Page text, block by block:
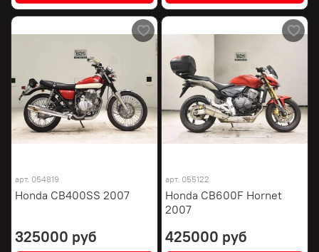
арт. 054819
Honda CB400SS 2007
325000 руб
арт. 055122
Honda CB600F Hornet
2007
425000 руб